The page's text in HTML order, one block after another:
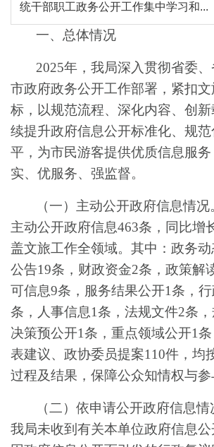
统干部职工政务公开工作集中学习和...
一、总体情况
2025年，我局深入贯彻省委、
市政府政务公开工作部署，紧扣文
标，以规范流程、深化内容、创
续提升政府信息公开标准化、规
平，为市民游客提供优质信息服
实、优服务、强监督。
（一） 主动公开政府信息情况
主动公开政府信息463条，同比增
盖文旅工作全领域。其中：政务动
公告19条，财政资金2条，政策解
可信息9条，服务结果公开1条，
条，人事信息1条，法规文件2条，
决策预公开1条，重点领域公开1
表建议、政协委员提案110件，均
过程及结果，保障公众知情权与参
（二）依申请公开政府信息情
我局未收到有关本单位政府信息